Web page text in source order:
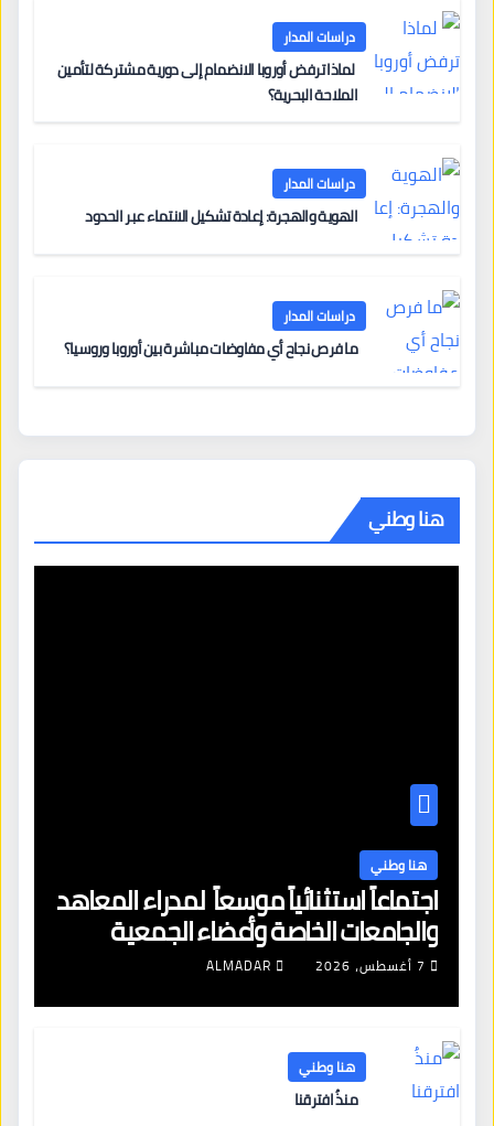
دراسات المدار
لماذا ترفض أوروبا الانضمام إلى دورية مشتركة لتأمين
الملاحة البحرية؟
دراسات المدار
الهوية والهجرة: إعادة تشكيل الانتماء عبر الحدود
دراسات المدار
ما فرص نجاح أي مفاوضات مباشرة بين أوروبا وروسيا؟
هنا وطني
هنا وطني
اجتماعاً استثنائياً موسعاً لمدراء المعاهد
والجامعات الخاصة وأعضاء الجمعية
العمومية للنقابة العامة لمؤسسات
7 أغسطس، 2026 ALMADAR
هنا وطني
منذُ افترقنا